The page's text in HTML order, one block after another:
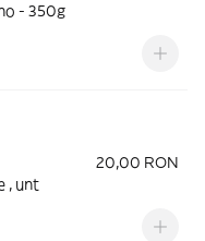
- 350g
20,00 RON
, unt